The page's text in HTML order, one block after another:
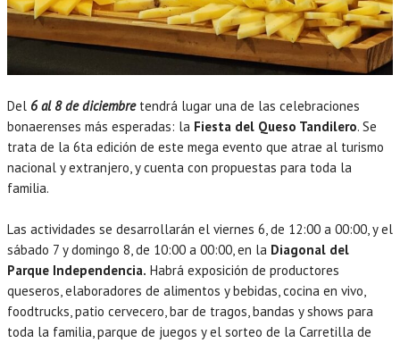
Del 6 al 8 de diciembretendrá lugar una de las celebraciones
bonaerenses más esperadas: la Fiesta del Queso Tandilero. Se
trata de la 6ta edición de este mega evento que atrae al turismo
nacional y extranjero, y cuenta con propuestas para toda la
familia.
Las actividades se desarrollarán el viernes 6, de 12:00 a 00:00, y el
sábado 7 y domingo 8, de 10:00 a 00:00, en la Diagonal del
Parque Independencia. Habrá exposición de productores
queseros, elaboradores de alimentos y bebidas, cocina en vivo,
foodtrucks, patio cervecero, bar de tragos, bandas y shows para
toda la familia, parque de juegos y el sorteo de la Carretilla de